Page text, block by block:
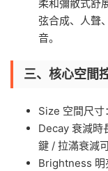
柔和彌散式舒
弦合成、人聲
音。
三、核心空間
Size 空間尺寸
Decay 衰減時
鍵 / 拉滿衰減
Brightness 明